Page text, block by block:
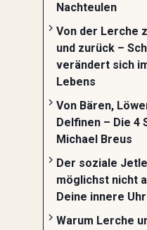
Nachteulen
Von der Lerche
und zurück –
verändert sich
Lebens
Von Bären,
Delfinen – Die 4
Michael Breus
Der soziale
möglichst nicht
Deine innere
Warum Lerche